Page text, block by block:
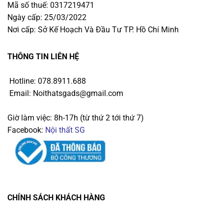
Mã số thuế: 0317219471
Ngày cấp: 25/03/2022
Nơi cấp: Sở Kế Hoạch Và Đầu Tư TP. Hồ Chí Minh
THÔNG TIN LIÊN HỆ
Hotline: 078.8911.688
Email: Noithatsgads@gmail.com
Giờ làm việc: 8h-17h (từ thứ 2 tới thứ 7)
Facebook: Nội thất SG
CHÍNH SÁCH KHÁCH HÀNG